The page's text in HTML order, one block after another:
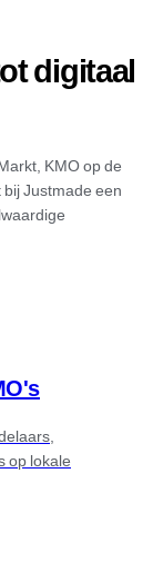
digitaal
KMO op de
Justmade een
op lokale